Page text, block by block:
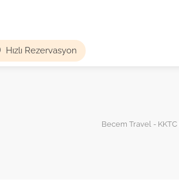
Hızlı Rezervasyon
Becem Travel -